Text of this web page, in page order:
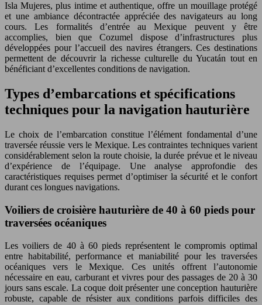
Isla Mujeres, plus intime et authentique, offre un mouillage protégé
et une ambiance décontractée appréciée des navigateurs au long
cours. Les formalités d’entrée au Mexique peuvent y être
accomplies, bien que Cozumel dispose d’infrastructures plus
développées pour l’accueil des navires étrangers. Ces destinations
permettent de découvrir la richesse culturelle du Yucatán tout en
bénéficiant d’excellentes conditions de navigation.
Types d’embarcations et spécifications
techniques pour la navigation hauturière
Le choix de l’embarcation constitue l’élément fondamental d’une
traversée réussie vers le Mexique. Les contraintes techniques varient
considérablement selon la route choisie, la durée prévue et le niveau
d’expérience de l’équipage. Une analyse approfondie des
caractéristiques requises permet d’optimiser la sécurité et le confort
durant ces longues navigations.
Voiliers de croisière hauturière de 40 à 60 pieds pour
traversées océaniques
Les voiliers de 40 à 60 pieds représentent le compromis optimal
entre habitabilité, performance et maniabilité pour les traversées
océaniques vers le Mexique. Ces unités offrent l’autonomie
nécessaire en eau, carburant et vivres pour des passages de 20 à 30
jours sans escale. La coque doit présenter une conception hauturière
robuste, capable de résister aux conditions parfois difficiles des